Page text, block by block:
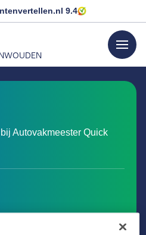
9.4
menu
Autovakmeester Quick